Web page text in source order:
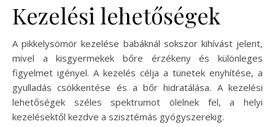
Kezelési lehetőségek
A pikkelysömör kezelése babáknál sokszor kihívást jelent,
mivel a kisgyermekek bőre érzékeny és különleges
figyelmet igényel. A kezelés célja a tünetek enyhítése, a
gyulladás csökkentése és a bőr hidratálása. A kezelési
lehetőségek széles spektrumot ölelnek fel, a helyi
kezelésektől kezdve a szisztémás gyógyszerekig.